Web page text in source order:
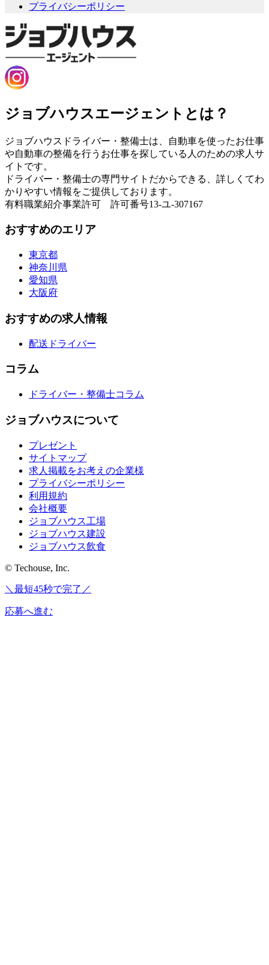
プライバシーポリシー
ジョブハウスエージェントとは？
ジョブハウスドライバー・整備士は、自動車を使ったお仕事
や自動車の整備を行うお仕事を探している人のための求人サ
イトです。
ドライバー・整備士の専門サイトだからできる、詳しくてわ
かりやすい情報をご提供しております。
有料職業紹介事業許可 許可番号13-ユ-307167
おすすめのエリア
東京都
神奈川県
愛知県
大阪府
おすすめの求人情報
配送ドライバー
コラム
ドライバー・整備士コラム
ジョブハウスについて
プレゼント
サイトマップ
求人掲載をお考えの企業様
プライバシーポリシー
利用規約
会社概要
ジョブハウス工場
ジョブハウス建設
ジョブハウス飲食
© Techouse, Inc.
＼最短45秒で完了／
応募へ進む